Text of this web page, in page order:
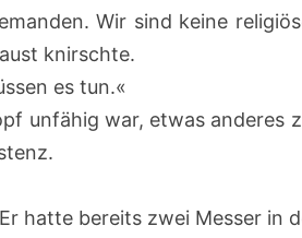
Wir sind keine
knirschte.
es tun.«
unfähig war, etwas anderes
hatte bereits zwei Messer in